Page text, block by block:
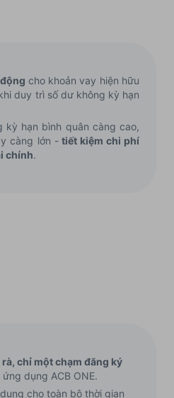
cho khoản vay hiện hữu
duy trì số dư không kỳ hạn
kỳ hạn bình quân càng cao,
càng lớn -tiết kiệm chi phí
chính.
chỉ một chạm đăng ký
dụng ACB ONE.
cho toàn bộ thời gian